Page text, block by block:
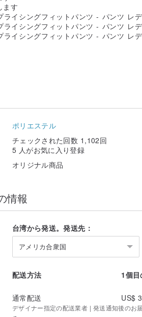
ます
ポリエステル
チェックされた回数 1,102回
5 人がお気に入り登録
オリジナル商品
情報
台湾から発送。発送先：
アメリカ合衆国
配送方法 1個目
通常配送
US$
デザイナー指定の配送業者 | 発送通知後のお